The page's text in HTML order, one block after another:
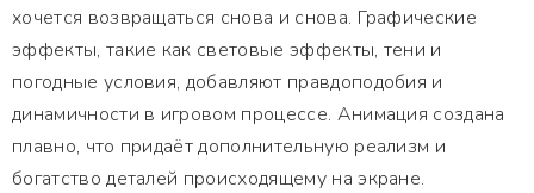
хочется возвращаться снова и снова. Графические
эффекты, такие как световые эффекты, тени и
погодные условия, добавляют правдоподобия и
динамичности в игровом процессе. Анимация создана
плавно, что придаёт дополнительную реализм и
богатство деталей происходящему на экране.